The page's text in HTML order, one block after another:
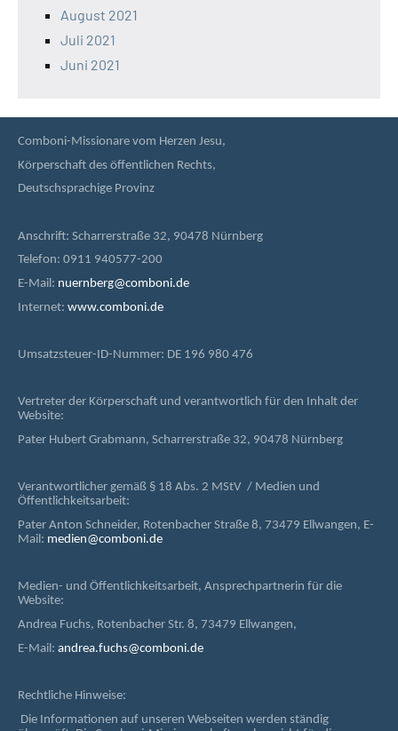
August 2021
Juli 2021
Juni 2021
Comboni-Missionare vom Herzen Jesu,
Körperschaft des öffentlichen Rechts,
Deutschsprachige Provinz
Anschrift: Scharrerstraße 32, 90478 Nürnberg
Telefon: 0911 940577-200
E-Mail: nuernberg@comboni.de
Internet: www.comboni.de
Umsatzsteuer-ID-Nummer: DE 196 980 476
Vertreter der Körperschaft und verantwortlich für den Inhalt der
Website:
Pater Hubert Grabmann, Scharrerstraße 32, 90478 Nürnberg
Verantwortlicher gemäß § 18 Abs. 2 MStV / Medien und
Öffentlichkeitsarbeit:
Pater Anton Schneider, Rotenbacher Straße 8, 73479 Ellwangen, E-
Mail: medien@comboni.de
Medien- und Öffentlichkeitsarbeit, Ansprechpartnerin für die
Website:
Andrea Fuchs, Rotenbacher Str. 8, 73479 Ellwangen,
E-Mail: andrea.fuchs@comboni.de
Rechtliche Hinweise:
Die Informationen auf unseren Webseiten werden ständig